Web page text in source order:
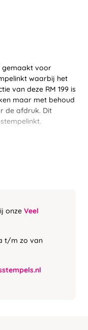
gemaakt voor
waarbij het
van deze RM 199 is
maar met behoud
de afdruk. Dit
onze Veel
t/m zo van